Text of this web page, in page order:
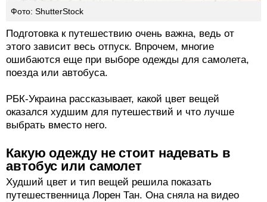
Фото: ShutterStock
Подготовка к путешествию очень важна, ведь от
этого зависит весь отпуск. Впрочем, многие
ошибаются еще при выборе одежды для самолета,
поезда или автобуса.
РБК-Украина рассказывает, какой цвет вещей
оказался худшим для путешествий и что лучше
выбрать вместо него.
Какую одежду не стоит надевать в
автобус или самолет
Худший цвет и тип вещей решила показать
путешественница Лорен Тан. Она сняла на видео